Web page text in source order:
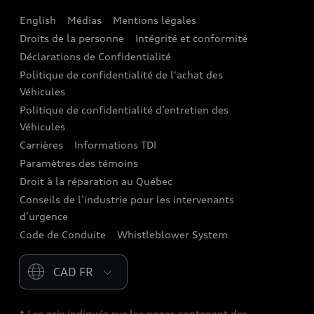
Audi connect
Assistance routière
Audi Care
Centres de carrosserie Audi
Garanties Audi et couverture
English Médias
Mentions légales
Droits de la personne
Intégrité et conformité
Déclarations de Confidentialité
Politique de confidentialité de l'achat des
Véhicules
Politique de confidentialité d’entretien des
Véhicules
Carrières
Informations TDI
Paramètres des témoins
Droit à la réparation au Québec
Conseils de l’industrie pour les intervenants
d’urgence
Code de Conduite
Whistleblower System
Please select country